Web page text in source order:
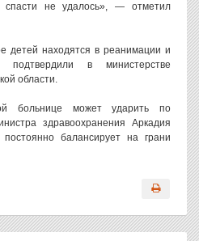
не удалось», — отметил
детей находятся в реанимации и
в министерстве
области.
больнице может ударить по
здравоохранения Аркадия
балансирует на грани